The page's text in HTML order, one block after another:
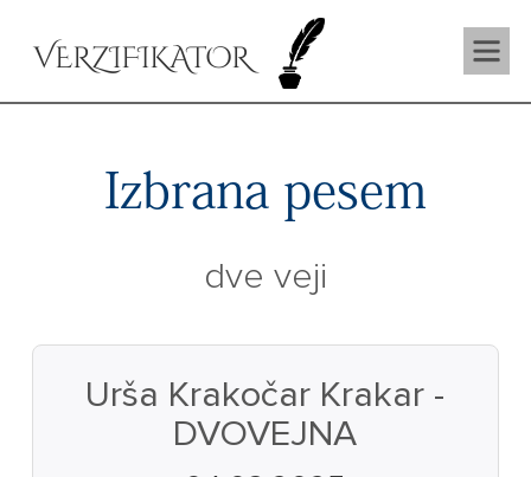
VERZIFIKATOR
Izbrana pesem
dve veji
Urša Krakočar Krakar -
DVOVEJNA